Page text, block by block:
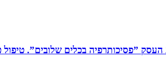
בכלים שלובים”. טיפול פרטני לבוגרים צעירים ומבוגרים מגיל